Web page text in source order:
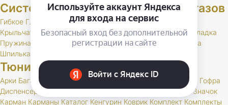
Система выпуска отработавших газов
Гибкое Глушитель Клапан Кольцо Комплект Кронштейн
Крыльчатка
Набор Нейтрализатор Планка Подушка Прокладка
Пружина
Резонатор Скоба Труба Фланец Хомут
Шайба
Шпилька
Тюнинг и доп. оборудование
Арки Багажник Блокировка Воблер Воздухозаборник
Гофра
Диспенсер
Дифференциал Дуга Заглушка Защита Знак
Значок
Карман Карманы Каталог Кенгурин Коврик Комплект Комплекты